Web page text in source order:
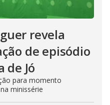
revela
de episódio
de Jó
para momento
minissérie